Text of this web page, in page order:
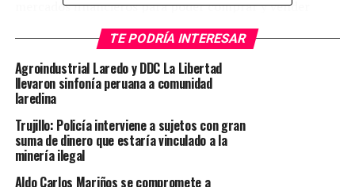
mercados financieros para poder comprar y vender
dentro de estos y ganar buenas fluctuaciones y poder
beneficiarse como inversionista personalizado,
apalancado de una educación en donde se da cuenta que
ser trader o ser inversionista profesional es
exactamente igual que estudiar una carrera académica
durante 10 años.
“Estudié la teoría, me aprendí el análisis técnico, el
análisis fundamental de los mercados financieros
TE PODRÍA INTERESAR
Agroindustrial Laredo y DDC La Libertad
llevaron sinfonía peruana a comunidad
laredina
Trujillo: Policía interviene a sujetos con gran
suma de dinero que estaría vinculado a la
minería ilegal
Aldo Carlos Mariños se compromete a